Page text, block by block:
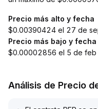
Precio más alto y fecha
$0.00390424 el 27 de
Precio más bajo y fecha
$0.00002856 el 5 de
Análisis de Precio